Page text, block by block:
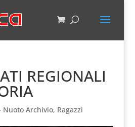
REGIONALI
Nuoto Archivio, Ragazzi